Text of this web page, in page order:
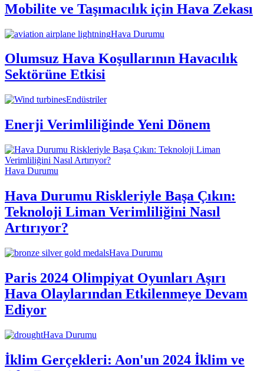
Mobilite ve Taşımacılık için Hava Zekası
Hava Durumu
Olumsuz Hava Koşullarının Havacılık
Sektörüne Etkisi
Endüstriler
Enerji Verimliliğinde Yeni Dönem
Hava Durumu
Hava Durumu Riskleriyle Başa Çıkın:
Teknoloji Liman Verimliliğini Nasıl
Artırıyor?
Hava Durumu
Paris 2024 Olimpiyat Oyunları Aşırı
Hava Olaylarından Etkilenmeye Devam
Ediyor
Hava Durumu
İklim Gerçekleri: Aon'un 2024 İklim ve